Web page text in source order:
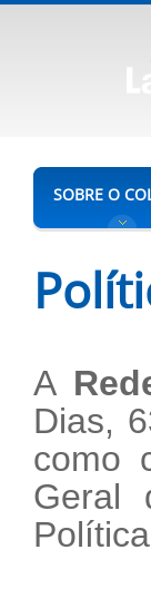
SOBRE O
A
Dias,
como
Geral